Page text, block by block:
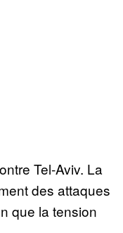
Tel-Aviv. La
des attaques
que la tension